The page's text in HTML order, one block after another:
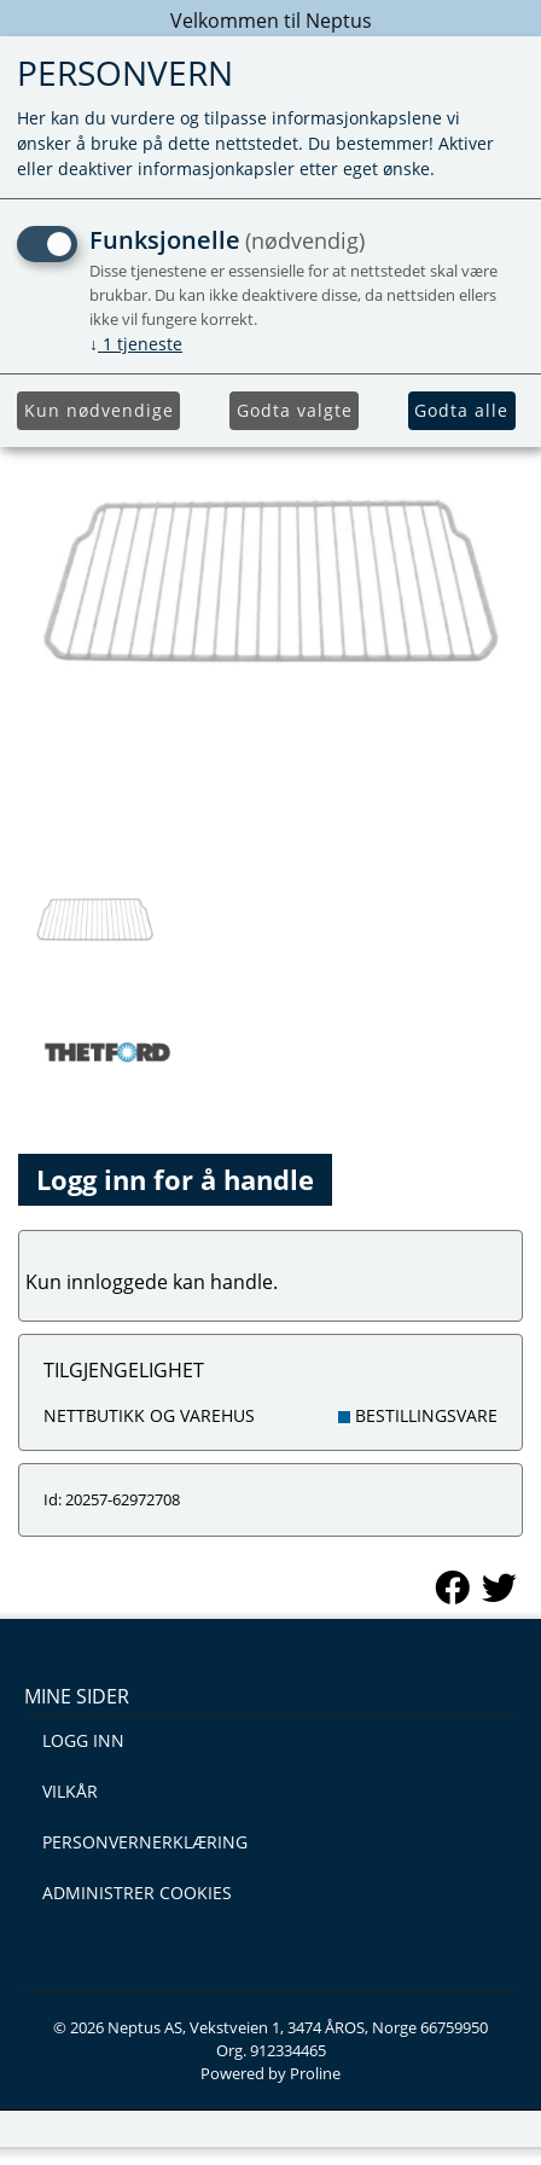
Velkommen til Neptus
SRC SHELF
Forhåndsbestill
Logg inn for å handle
Kun innloggede kan handle.
TILGJENGELIGHET
NETTBUTIKK OG VAREHUS BESTILLINGSVARE
Id: 20257-62972708
MINE SIDER
LOGG INN
VILKÅR
PERSONVERNERKLÆRING
ADMINISTRER COOKIES
© 2026 Neptus AS, Vekstveien 1, 3474 ÅROS, Norge 66759950
Org. 912334465
Powered by Proline
PERSONVERN
Her kan du vurdere og tilpasse informasjonkapslene vi
ønsker å bruke på dette nettstedet. Du bestemmer! Aktiver
eller deaktiver informasjonkapsler etter eget ønske.
Funksjonelle (nødvendig)
Disse tjenestene er essensielle for at nettstedet skal være
brukbar. Du kan ikke deaktivere disse, da nettsiden ellers
ikke vil fungere korrekt.
↓ 1 tjeneste
Kun nødvendige Godta valgte Godta alle